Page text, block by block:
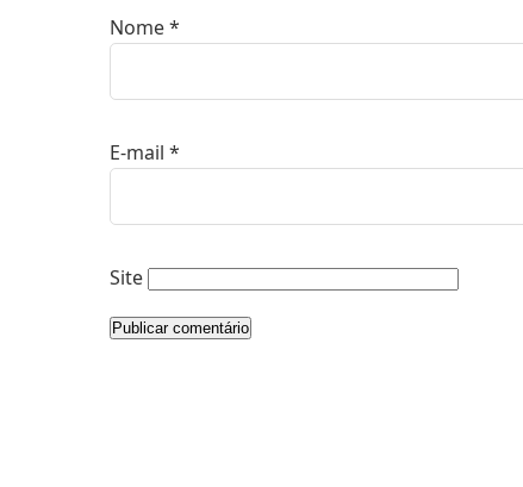
Nome*
E-mail *
Site